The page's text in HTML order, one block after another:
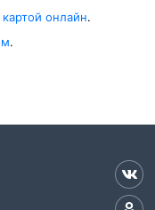
онлайн.
.